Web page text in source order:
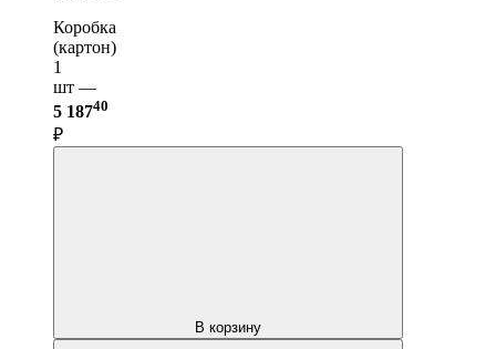
Коробка
(картон)
1
шт —
5 18740
₽
В корзину